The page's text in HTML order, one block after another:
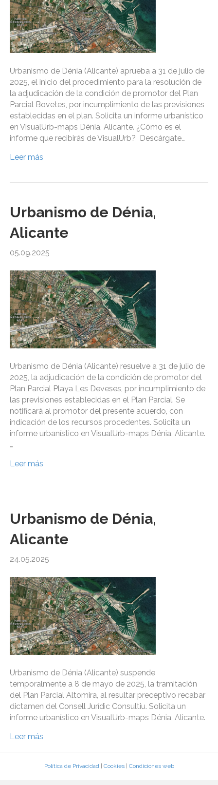
Urbanismo de Dénia (Alicante) aprueba a 31 de julio de
2025, el inicio del procedimiento para la resolución de
la adjudicación de la condición de promotor del Plan
Parcial Bovetes, por incumplimiento de las previsiones
establecidas en el plan. Solicita un informe urbanístico
en VisualUrb-maps Dénia, Alicante. ¿Cómo es el
informe que recibirás de VisualUrb? Descárgate…
Leer más
Urbanismo de Dénia,
Alicante
05.09.2025
Urbanismo de Dénia (Alicante) resuelve a 31 de julio de
2025, la adjudicación de la condición de promotor del
Plan Parcial Playa Les Deveses, por incumplimiento de
las previsiones establecidas en el Plan Parcial. Se
notificará al promotor del presente acuerdo, con
indicación de los recursos procedentes. Solicita un
informe urbanístico en VisualUrb-maps Dénia, Alicante.
…
Leer más
Urbanismo de Dénia,
Alicante
24.05.2025
Urbanismo de Dénia (Alicante) suspende
temporalmente a 8 de mayo de 2025, la tramitación
del Plan Parcial Altomira, al resultar preceptivo recabar
dictamen del Consell Jurídic Consultiu. Solicita un
informe urbanístico en VisualUrb-maps Dénia, Alicante.
Leer más
Política de Privacidad| Cookies| Condiciones web